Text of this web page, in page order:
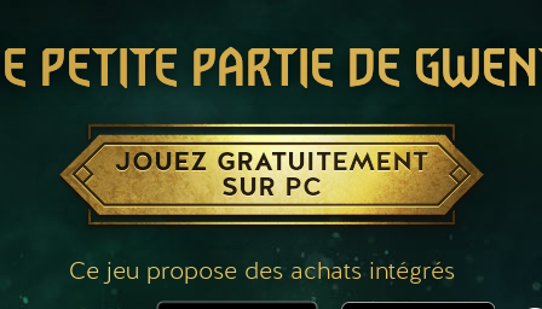
PETITE PARTIE DE
JOUEZ GRATUITEMENT
SUR PC
Ce jeu propose des achats intégrés